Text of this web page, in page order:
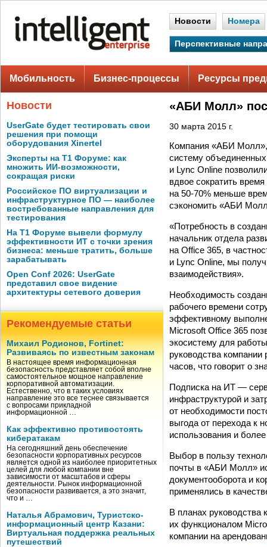
Новости Номера
Перспективные
Мобильность Бизнес-процессы Ресурсы
Новости
UserGate будет тестировать свои
решения при помощи
оборудования Xinertel
Эксперты на Т1 Форуме: как
множить ИИ-возможности,
сокращая риски
Российское ПО виртуализации и
инфраструктурное ПО — наиболее
востребованные направления для
тестирования
На Т1 Форуме вывели формулу
эффективности ИТ с точки зрения
бизнеса: меньше тратить, больше
зарабатывать
Open Conf 2026: UserGate
представил свое видение
архитектуры сетевого доверия
Рекомендуемые статьи
Михаил Родионов, Fortinet:
Развиваясь по известным законам
В настоящее время информационная
безопасность представляет собой вполне
самостоятельное мощное направление
корпоративной автоматизации.
Естественно, что в таких условиях
направление это все теснее связывается
с вопросами прикладной
информационной …
Как эффективно противостоять
кибератакам
На сегодняшний день обеспечение
безопасности корпоративных ресурсов
является одной из наиболее приоритетных
целей для любой компании вне
зависимости от масштабов и сферы
деятельности. Рынок информационной
безопасности развивается, а это значит,
что и …
Наталья Абрамович, Туристско-
информационный центр Казани:
Виртуальная поддержка реальных
путешествий
«АБИ Молл»
30 марта 2015 г.
Компания «АБИ Молл»,
систему
и Lync Online
вдвое сократить
на 50-70% меньше
сэкономить «АБИ
«Потребность в
начальник отдела
на Office 365, в
и Lync Online, мы
взаимодействия».
Необходимость
рабочего времени
эффективному
Microsoft Office 365
экосистему для
руководства компании
часов, что говорит о
Подписка на ИТ —
инфраструктурой и
от необходимости
выгода от перехода к
использования и
Выбор в пользу
почты в «АБИ Молл»
документооборота и
применялись в
В планах руководства
их функционалом
компании на